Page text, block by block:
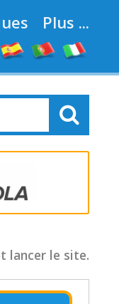
Plus ...
lancer le site.